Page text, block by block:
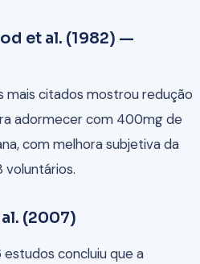
et al. (1982) —
mais citados mostrou redução
adormecer com 400mg de
com melhora subjetiva da
voluntários.
(2007)
estudos concluiu que a